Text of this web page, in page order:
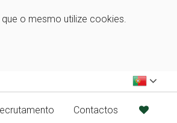
o mesmo utilize cookies.
Contactos